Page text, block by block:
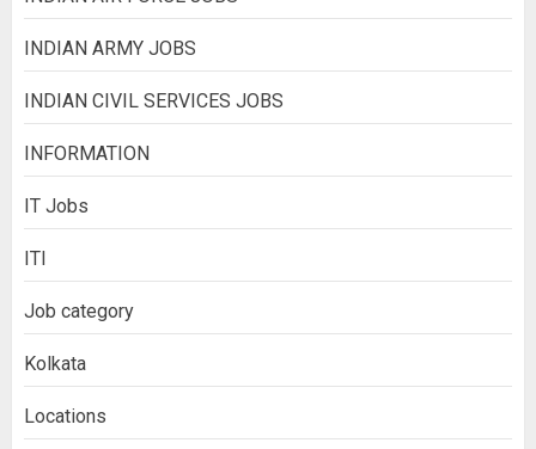
INDIAN ARMY JOBS
INDIAN CIVIL SERVICES JOBS
INFORMATION
IT Jobs
ITI
Job category
Kolkata
Locations